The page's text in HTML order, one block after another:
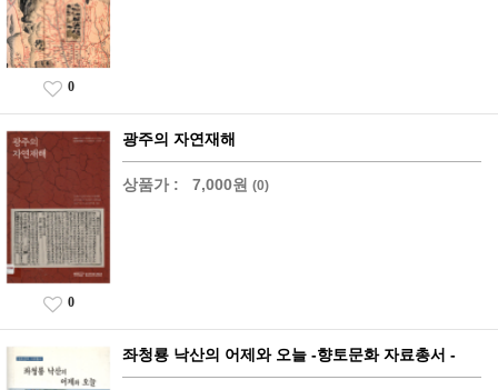
0
광주의 자연재해
상품가 : 7,000원 (0)
0
좌청룡 낙산의 어제와 오늘 -향토문화 자료총서 -